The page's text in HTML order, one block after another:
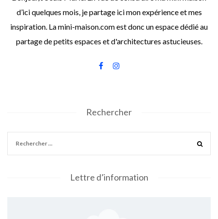
d’ici quelques mois, je partage ici mon expérience et mes
inspiration. La mini-maison.com est donc un espace dédié au
partage de petits espaces et d'architectures astucieuses.
Rechercher
Lettre d’information